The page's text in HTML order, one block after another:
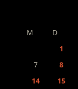
M D
1
7
8
14
15